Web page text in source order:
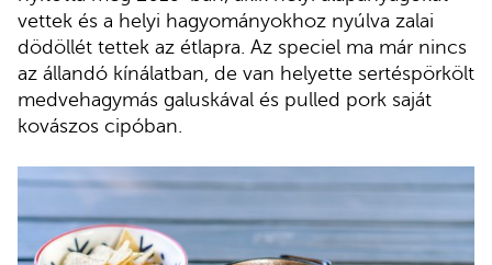
vettek és a helyi hagyományokhoz nyúlva zalai
dödöllét tettek az étlapra. Az speciel ma már nincs
az állandó kínálatban, de van helyette sertéspörkölt
medvehagymás galuskával és pulled pork saját
kovászos cipóban.